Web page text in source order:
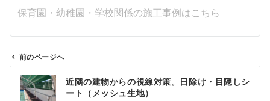
保育園・幼稚園・学校関係の施工事例はこちら
前のページへ
近隣の建物からの視線対策。日除け・目隠しシ
ート（メッシュ生地）